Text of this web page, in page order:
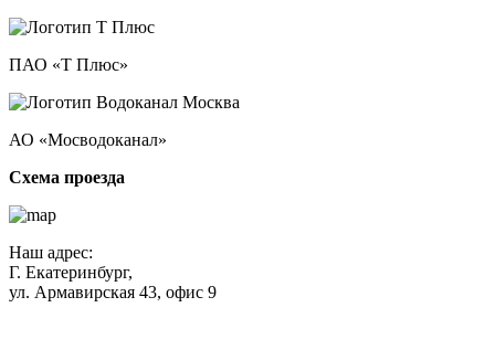
ПАО «Т Плюс»
АО «Мосводоканал»
Схема проезда
Наш адрес:
Г. Екатеринбург,
ул. Армавирская 43, офис 9